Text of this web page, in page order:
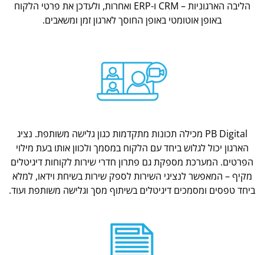
הליבה הארגוניות – CRM ו-ERP ואחרות, ולעדכן את פרטי הלקוח
באופן אוטומטי באופן החוסך לארגון זמן ומשאבים.
PB Digital מכילה תכונות מתקדמות כגון גלישה משותפת. נציג
הארגון יכול לגלוש ביחד עם הלקוח במסמך ולכוון אותו בעת מילוי
הפרטים. המערכת מספקת גם פתרון חדרי שירות לקוחות דיגיטלים
מקיף – המאפשר לנציגי השירות לספק שירות בשיחת וידאו, למלא
ביחד טפסים ומסמכים דיגיטלים בשיתוף מסך וגלישה משותפת ועוד.